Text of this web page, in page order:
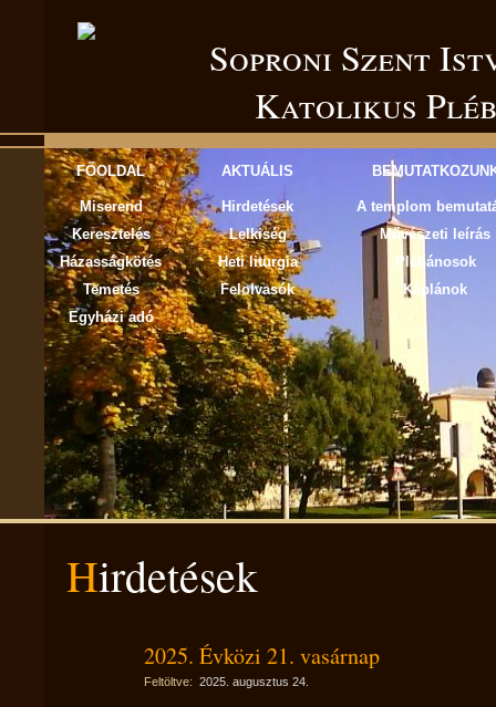
Soproni Szent István Római
Katolikus
FŐOLDAL
Miserend
Keresztelés
Házasságkötés
Temetés
Egyházi adó
AKTUÁLIS
Hirdetések
Lelkiség
Heti liturgia
Felolvasók
A templom
Művészeti leírás
Plébánosok
Káplánok
Hirdetések
2025. Évközi 21. vasárnap
Feltöltve: 2025. augusztus 24.